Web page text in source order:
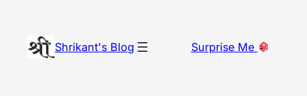
content
Shrikant's Blog Surprise Me